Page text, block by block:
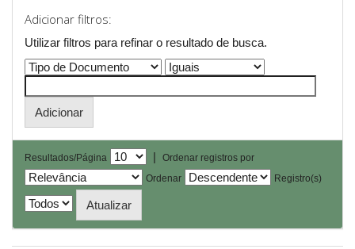
Adicionar filtros:
Utilizar filtros para refinar o resultado de busca.
Resultados/Página |
Ordenar registros por
Ordenar
Registro(s)